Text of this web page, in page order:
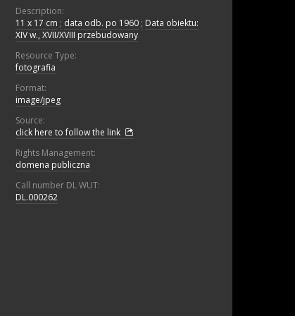
Description:
11 x 17 cm ; data odb. po 1960 ; Data obiektu:
XIV w., XVII/XVIII przebudowany
Resource Type:
fotografia
Format:
image/jpeg
Source:
click here to follow the link
Rights Management:
domena publiczna
Call number DL WUT:
DL.000262